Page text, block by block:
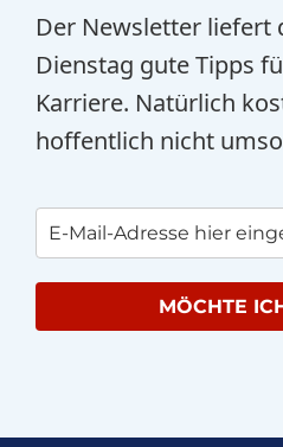
Der Newsletter liefert
Dienstag gute Tipps
Karriere. Natürlich
hoffentlich nicht
MÖCHTE